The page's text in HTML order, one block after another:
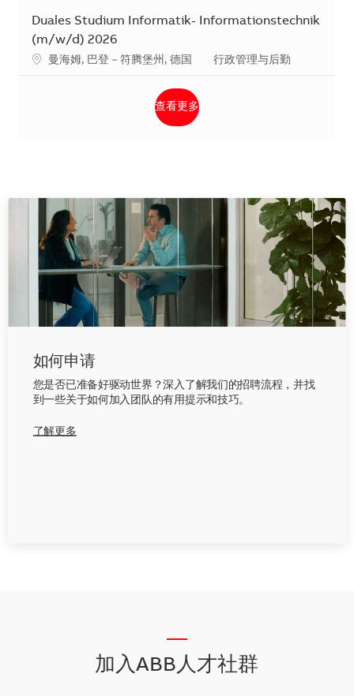
Duales Studium Informatik- Informationstechnik
(m/w/d) 2026
地点曼海姆, 巴登－符腾堡州, 德国 类别
行政管理与后勤
查看更多
如何申请
您是否已准备好驱动世界？深入了解我们的招聘流程，并找
到一些关于如何加入团队的有用提示和技巧。
了解更多
加入ABB人才社群